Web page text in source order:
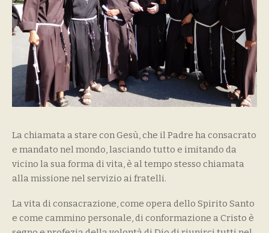
La chiamata a stare con Gesù, che il Padre ha consacrato
e mandato nel mondo, lasciando tutto e imitando da
vicino la sua forma di vita, è al tempo stesso chiamata
alla missione nel servizio ai fratelli.
La vita di consacrazione, come opera dello Spirito Santo
e come cammino personale, di conformazione a Cristo è